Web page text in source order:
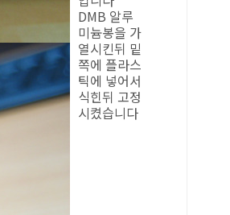
DMB 알루
미늄봉을 가
열시킨뒤 밑
쪽에 플라스
틱에 넣어서
식힌뒤 고정
시켰습니다